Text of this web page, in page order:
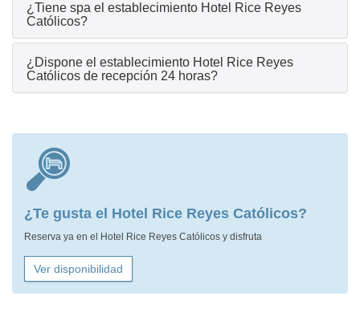
¿Tiene spa el establecimiento Hotel Rice Reyes
Católicos?
¿Dispone el establecimiento Hotel Rice Reyes
Católicos de recepción 24 horas?
¿Te gusta el Hotel Rice Reyes Católicos?
Reserva ya en el Hotel Rice Reyes Católicos y disfruta
Ver disponibilidad